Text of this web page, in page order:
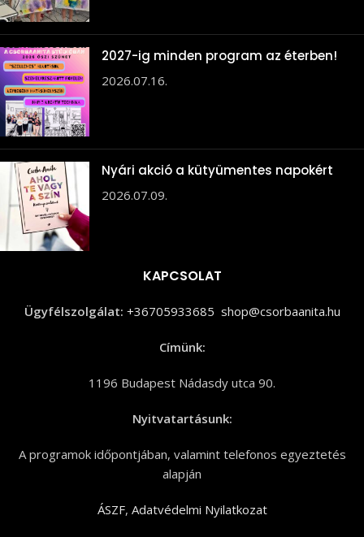
2027-ig minden program az éterben!
2026.07.16.
Nyári akció a kütyümentes napokért
2026.07.09.
KAPCSOLAT
Ügyfélszolgálat: +36705933685 shop@csorbaanita.hu
Címünk:
1196 Budapest Nádasdy utca 90.
Nyitvatartásunk:
A programok időpontjában, valamint telefonos egyeztetés
alapján
ÁSZF, Adatvédelmi Nyilatkozat